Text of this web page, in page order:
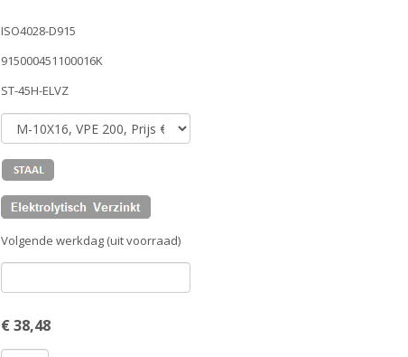
ISO4028-D915
915000451100016K
ST-45H-ELVZ
Volgende werkdag (uit voorraad)
€38,48